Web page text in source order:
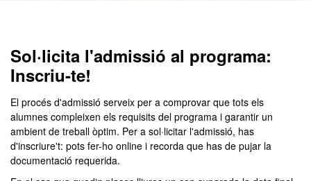
Sol·licita l'admissió al programa:
Inscriu-te!
El procés d'admissió serveix per a comprovar que tots els
alumnes compleixen els requisits del programa i garantir un
ambient de treball òptim. Per a sol·licitar l'admissió, has
d'inscriure't: pots fer-ho online i recorda que has de pujar la
documentació requerida.